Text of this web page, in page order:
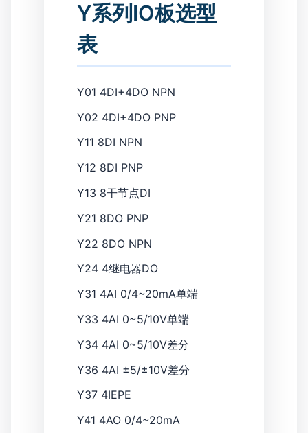
Y系列IO板选型
表
Y01 4DI+4DO NPN
Y02 4DI+4DO PNP
Y11 8DI NPN
Y12 8DI PNP
Y13 8干节点DI
Y21 8DO PNP
Y22 8DO NPN
Y24 4继电器DO
Y31 4AI 0/4~20mA单端
Y33 4AI 0~5/10V单端
Y34 4AI 0~5/10V差分
Y36 4AI ±5/±10V差分
Y37 4IEPE
Y41 4AO 0/4~20mA